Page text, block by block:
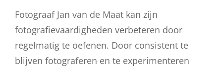
Fotograaf Jan van de Maat kan zijn
fotografievaardigheden verbeteren door
regelmatig te oefenen. Door consistent te
blijven fotograferen en te experimenteren